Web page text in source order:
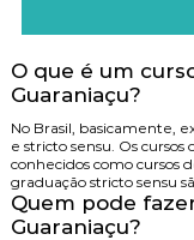
O que é um
Guaraniaçu?
No Brasil, basicamente,
e stricto sensu. Os
conhecidos como cursos
graduação stricto sensu
Quem pode
Guaraniaçu?